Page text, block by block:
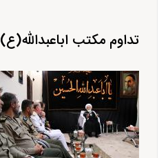
تداوم مکتب